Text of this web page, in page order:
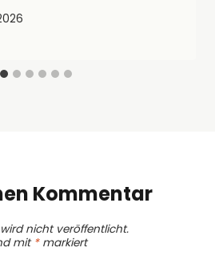
Kommentar
nicht veröffentlicht.
mit *markiert